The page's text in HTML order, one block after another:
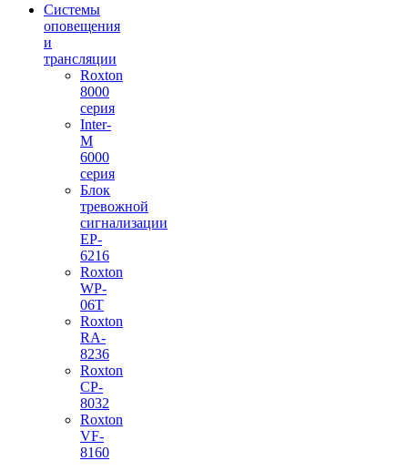
Системы
оповещения
и
трансляции
Roxton
8000
серия
Inter-
M
6000
серия
Блок
тревожной
сигнализации
EP-
6216
Roxton
WP-
06T
Roxton
RA-
8236
Roxton
CP-
8032
Roxton
VF-
8160